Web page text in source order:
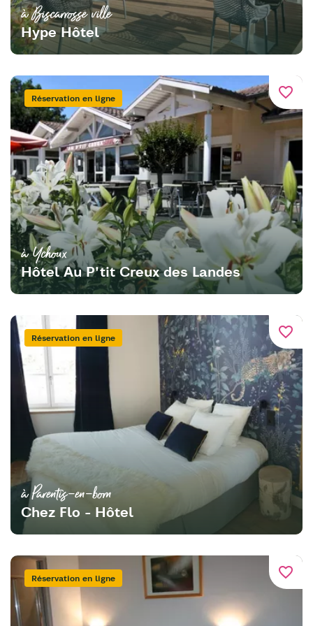
à Biscarrosse ville
Hype Hôtel
favorite_border
Réservation en ligne
à Ychoux
Hôtel Au P'tit Creux des Landes
favorite_border
Réservation en ligne
à Parentis-en-born
Chez Flo - Hôtel
favorite_border
Réservation en ligne